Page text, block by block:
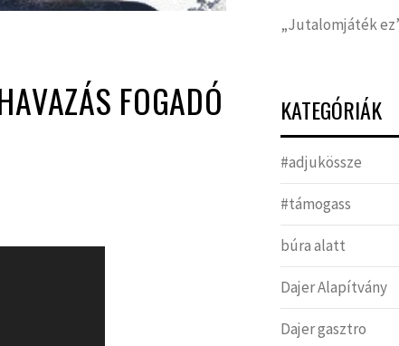
FOGADÓ
„Jutalomjáték
KATEGÓRIÁK
#adjukössze
#támogass
búra alatt
Dajer Alapítvány
Dajer gasztro